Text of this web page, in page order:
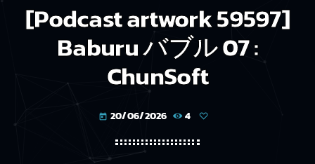
[Podcast artwork 59597]
Baburu バブル 07 :
ChunSoft
today 20/06/2026 4